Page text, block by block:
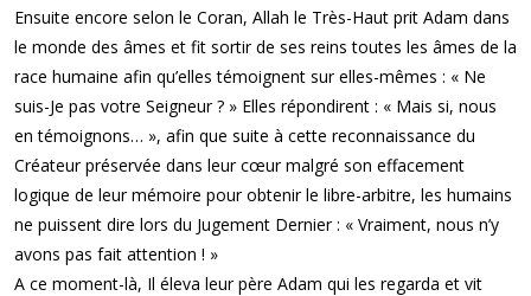
Ensuite encore selon le Coran, Allah le Très-Haut prit Adam dans
le monde des âmes et fit sortir de ses reins toutes les âmes de la
race humaine afin qu’elles témoignent sur elles-mêmes : « Ne
suis-Je pas votre Seigneur ? » Elles répondirent : « Mais si, nous
en témoignons… », afin que suite à cette reconnaissance du
Créateur préservée dans leur cœur malgré son effacement
logique de leur mémoire pour obtenir le libre-arbitre, les humains
ne puissent dire lors du Jugement Dernier : « Vraiment, nous n’y
avons pas fait attention ! »
A ce moment-là, Il éleva leur père Adam qui les regarda et vit